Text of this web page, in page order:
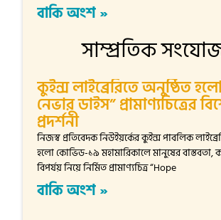
বাকি অংশ »
সাম্প্রতিক
কুইন্স লাইব্রেরিতে অনুষ্ঠিত
নেভার ডাইস” প্রামাণ্যচিত্রের
প্রদর্শনী
নিজস্ব প্রতিবেদক নিউইয়র্কের কুইন্স পাবলিক
হলো কোভিড-১৯ মহামারিকালে মানুষের বাস্তবতা,
বিপর্যয় নিয়ে নির্মিত প্রামাণ্যচিত্র “Hope
বাকি অংশ »